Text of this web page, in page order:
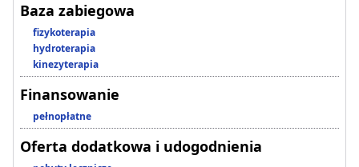
Baza zabiegowa
fizykoterapia
hydroterapia
kinezyterapia
Finansowanie
pełnopłatne
Oferta dodatkowa i udogodnienia